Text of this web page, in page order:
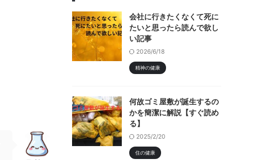
会社に行きたくなくて死に
たいと思ったら読んで欲し
い記事
2026/6/18
精神の健康
何故ゴミ屋敷が誕生するの
かを簡潔に解説【すぐ読め
る】
2025/2/20
住の健康